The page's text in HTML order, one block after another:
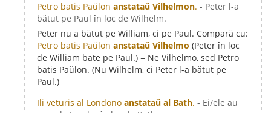
Petro batis Paŭlon anstataŭ Vilhelmon. - Peter l-a
bătut pe Paul în loc de Wilhelm.
Peter nu a bătut pe William, ci pe Paul. Compară cu:
Petro batis Paŭlon anstataŭ Vilhelmo (Peter în loc
de William bate pe Paul.) = Ne Vilhelmo, sed Petro
batis Paŭlon. (Nu Wilhelm, ci Peter l-a bătut pe
Paul.)
Ili veturis al Londono anstataŭ al Bath. - Ei/ele au